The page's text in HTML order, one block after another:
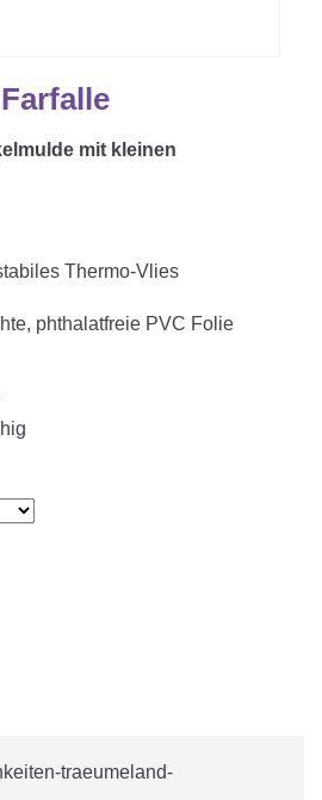
& Schnuffeltuch
& AKTIONEN
mit kleinen
Thermo-Vlies
phthalatfreie PVC Folie